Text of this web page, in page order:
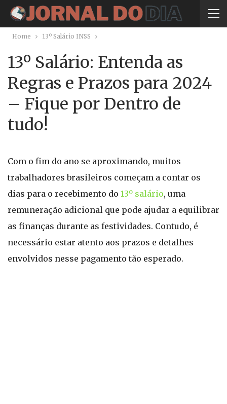
Home 13º Salário INSS
13º Salário: Entenda as
Regras e Prazos para 2024
– Fique por Dentro de
tudo!
Com o fim do ano se aproximando, muitos
trabalhadores brasileiros começam a contar os
dias para o recebimento do 13º salário, uma
remuneração adicional que pode ajudar a equilibrar
as finanças durante as festividades. Contudo, é
necessário estar atento aos prazos e detalhes
envolvidos nesse pagamento tão esperado.